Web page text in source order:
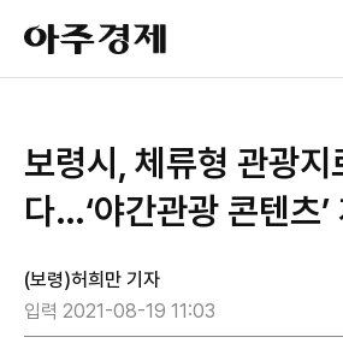
아
주
경
보령시, 체류형 관광지
다…‘야간관광 콘텐츠’
(보령)허희만 기자
입력 2021-08-19 11:03